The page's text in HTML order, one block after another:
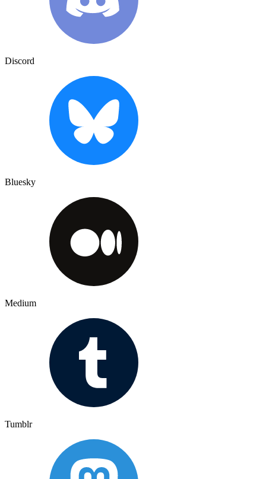
Discord
Bluesky
Medium
Tumblr